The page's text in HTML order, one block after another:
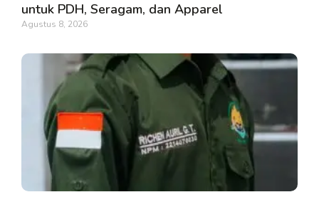
untuk PDH, Seragam, dan Apparel
Agustus 8, 2026